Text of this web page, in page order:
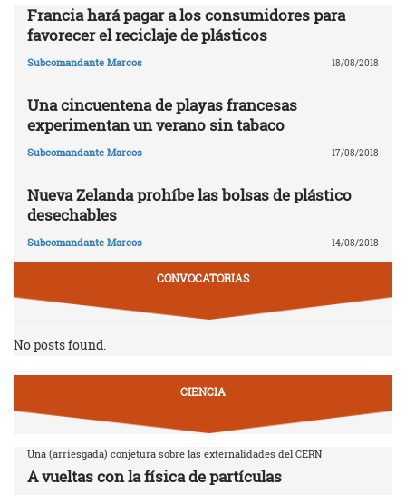
Francia hará pagar a los consumidores para
favorecer el reciclaje de plásticos
Subcomandante Marcos 18/08/2018
Una cincuentena de playas francesas
experimentan un verano sin tabaco
Subcomandante Marcos 17/08/2018
Nueva Zelanda prohíbe las bolsas de plástico
desechables
Subcomandante Marcos 14/08/2018
CONVOCATORIAS
No posts found.
CIENCIA
Una (arriesgada) conjetura sobre las externalidades del CERN
A vueltas con la física de partículas